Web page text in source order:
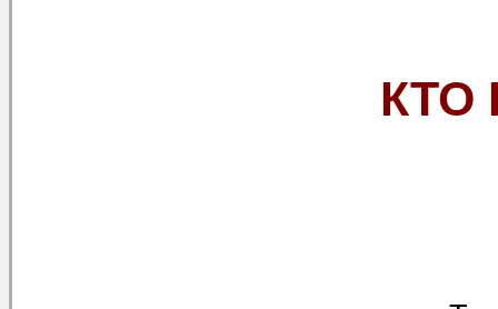
КТО